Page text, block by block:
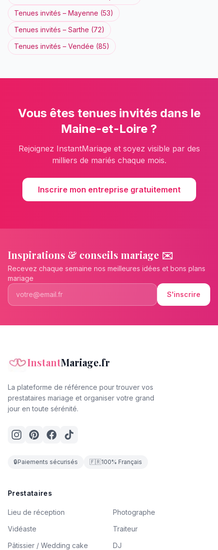
Tenues invités – Mayenne (53)
Tenues invités – Sarthe (72)
Tenues invités – Vendée (85)
Vous êtes tenues invitésdans le
Maine-et-Loire ?
Rejoignez InstantMariage et soyez visible par des
milliers de mariés chaque mois.
Inscrire mon entreprise gratuitement
Inspirations & conseils mariage ✉️
Recevez chaque semaine nos meilleures idées et bons plans
mariage
S'inscrire
InstantMariage.fr
La plateforme de référence pour trouver vos
prestataires mariage et organiser votre grand
jour en toute sérénité.
🔒Paiements sécurisés 🇫🇷100% Français
Prestataires
Lieu de réception
Photographe
Vidéaste
Traiteur
Pâtissier / Wedding cake
DJ